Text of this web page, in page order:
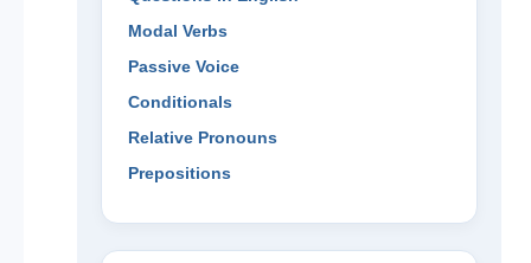
Modal Verbs
Passive Voice
Conditionals
Relative Pronouns
Prepositions